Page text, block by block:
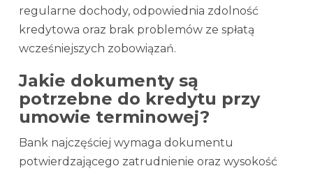
regularne dochody, odpowiednia zdolność
kredytowa oraz brak problemów ze spłatą
wcześniejszych zobowiązań.
Jakie dokumenty są
potrzebne do kredytu przy
umowie terminowej?
Bank najczęściej wymaga dokumentu
potwierdzającego zatrudnienie oraz wysokość